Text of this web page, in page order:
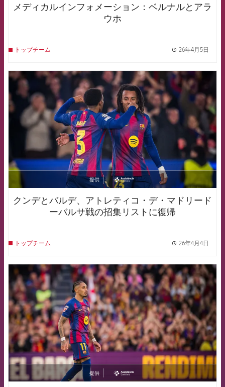
メディカルインフォメーション：ベルナルとアラ
ウホ
トップチーム 26年4月5日
FCB Barcelona badge
提供
asistencia
クンデとバルデ、アトレティコ・デ・マドリード
ーバルサ戦の招集リストに復帰
トップチーム 26年4月4日
FCB Barcelona badge
提供
asistencia